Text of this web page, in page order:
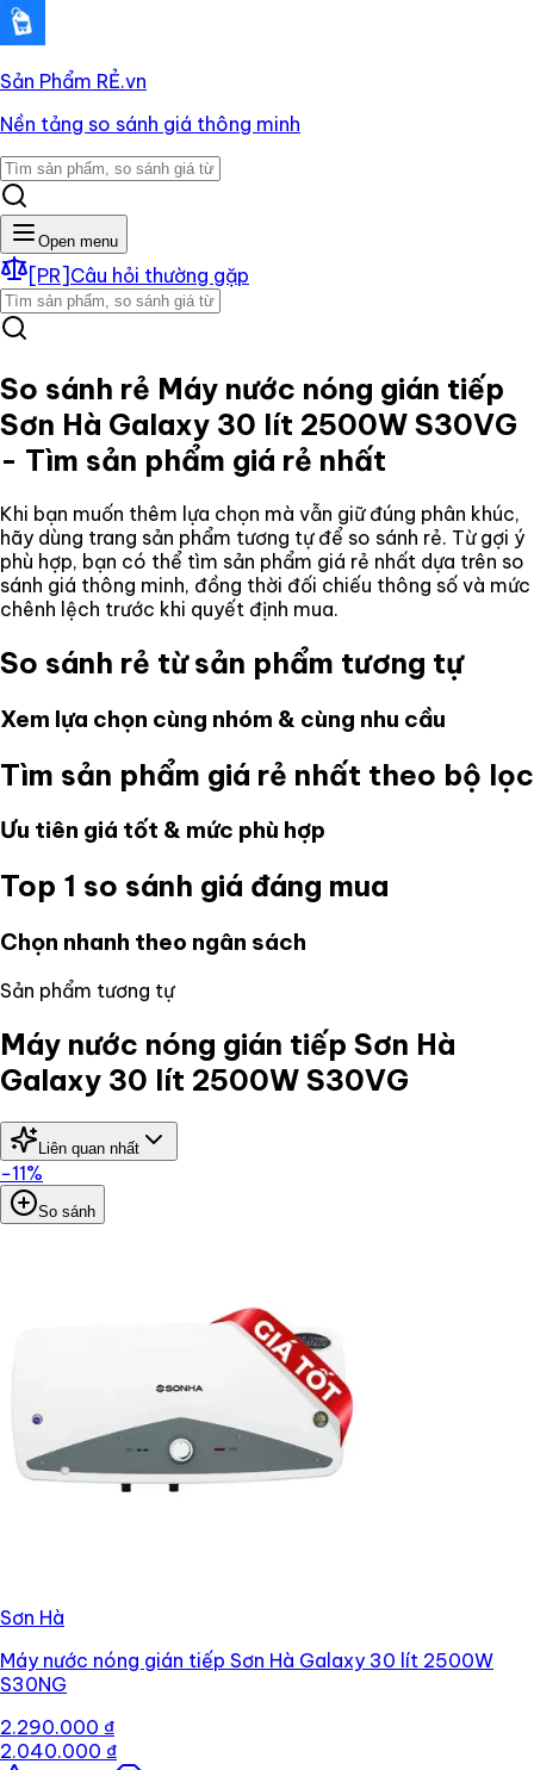
Sản Phẩm RẺ.vn
Nền tảng so sánh giá thông minh
Open menu
[PR] Câu hỏi thường gặp
So sánh rẻ Máy nước nóng gián tiếp
Sơn Hà Galaxy 30 lít 2500W S30VG
- Tìm sản phẩm giá rẻ nhất
Khi bạn muốn thêm lựa chọn mà vẫn giữ đúng phân khúc,
hãy dùng trang sản phẩm tương tự để so sánh rẻ. Từ gợi ý
phù hợp, bạn có thể tìm sản phẩm giá rẻ nhất dựa trên so
sánh giá thông minh, đồng thời đối chiếu thông số và mức
chênh lệch trước khi quyết định mua.
So sánh rẻ từ sản phẩm tương tự
Xem lựa chọn cùng nhóm & cùng nhu cầu
Tìm sản phẩm giá rẻ nhất theo bộ lọc
Ưu tiên giá tốt & mức phù hợp
Top 1 so sánh giá đáng mua
Chọn nhanh theo ngân sách
Sản phẩm tương tự
Máy nước nóng gián tiếp Sơn Hà
Galaxy 30 lít 2500W S30VG
Liên quan nhất
−11%
So sánh
Sơn Hà
Máy nước nóng gián tiếp Sơn Hà Galaxy 30 lít 2500W
S30NG
2.290.000 ₫
2.040.000 ₫